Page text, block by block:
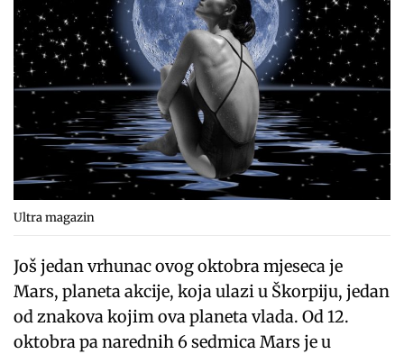
Ultra magazin
Još jedan vrhunac ovog oktobra mjeseca je
Mars, planeta akcije, koja ulazi u Škorpiju, jedan
od znakova kojim ova planeta vlada. Od 12.
oktobra pa narednih 6 sedmica Mars je u